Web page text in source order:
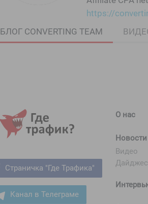
https://
БЛОГ CONVERTING TEAM
Страничка "Где Трафика"
Канал в Телеграме
О нас
Новости
Видео